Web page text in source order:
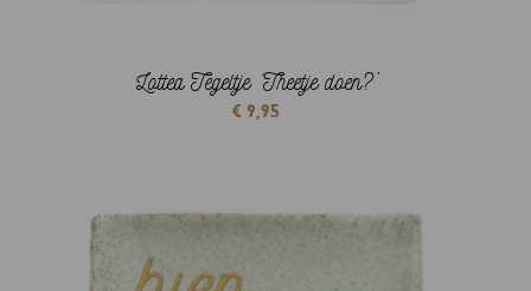
Lottea Tegeltje ‘Theetje doen?’
€ 9,95